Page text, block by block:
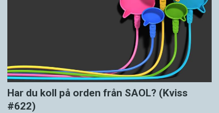
Har du koll på orden från SAOL? (Kviss
#622)